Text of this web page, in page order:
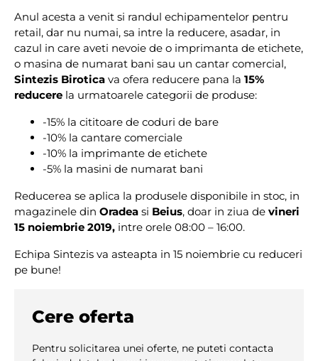
Anul acesta a venit si randul echipamentelor pentru
retail, dar nu numai, sa intre la reducere, asadar, in
cazul in care aveti nevoie de o imprimanta de etichete,
o masina de numarat bani sau un cantar comercial,
Sintezis Birotica va ofera reducere pana la 15%
reducere la urmatoarele categorii de produse:
-15% la cititoare de coduri de bare
-10% la cantare comerciale
-10% la imprimante de etichete
-5% la masini de numarat bani
Reducerea se aplica la produsele disponibile in stoc, in
magazinele din Oradea si Beius, doar in ziua de vineri
15 noiembrie 2019, intre orele 08:00 – 16:00.
Echipa Sintezis va asteapta in 15 noiembrie cu reduceri
pe bune!
Cere oferta
Pentru solicitarea unei oferte, ne puteti contacta